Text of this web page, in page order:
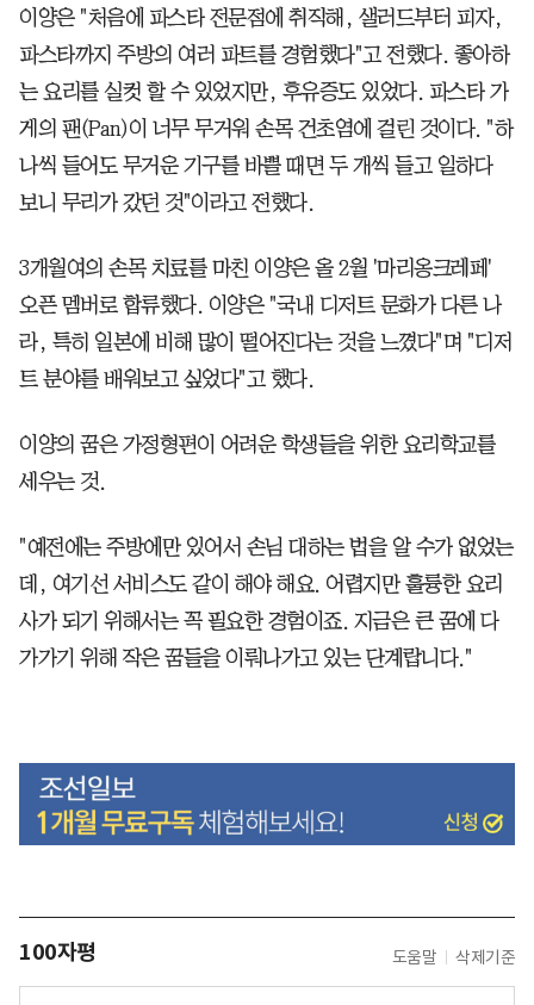
이양은 "처음에 파스타 전문점에 취직해, 샐러드부터 피자,
파스타까지 주방의 여러 파트를 경험했다"고 전했다. 좋아하
는 요리를 실컷 할 수 있었지만, 후유증도 있었다. 파스타 가
게의 팬(Pan)이 너무 무거워 손목 건초염에 걸린 것이다. "하
나씩 들어도 무거운 기구를 바쁠 때면 두 개씩 들고 일하다
보니 무리가 갔던 것"이라고 전했다.
3개월여의 손목 치료를 마친 이양은 올 2월 '마리옹크레페'
오픈 멤버로 합류했다. 이양은 "국내 디저트 문화가 다른 나
라, 특히 일본에 비해 많이 떨어진다는 것을 느꼈다"며 "디저
트 분야를 배워보고 싶었다"고 했다.
이양의 꿈은 가정형편이 어려운 학생들을 위한 요리학교를
세우는 것.
"예전에는 주방에만 있어서 손님 대하는 법을 알 수가 없었는
데, 여기선 서비스도 같이 해야 해요. 어렵지만 훌륭한 요리
사가 되기 위해서는 꼭 필요한 경험이죠. 지금은 큰 꿈에 다
가가기 위해 작은 꿈들을 이뤄나가고 있는 단계랍니다."
100자평 도움말 삭제기준